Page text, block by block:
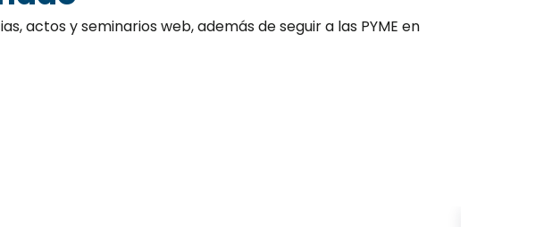
actos y seminarios web, además de seguir a las PYME en